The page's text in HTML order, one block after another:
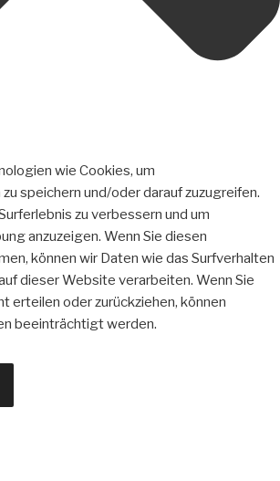
wie Cookies, um
speichern und/oder darauf zuzugreifen.
zu verbessern und um
anzuzeigen. Wenn Sie diesen
können wir Daten wie das Surfverhalten
dieser Website verarbeiten. Wenn Sie
erteilen oder zurückziehen, können
beeinträchtigt werden.